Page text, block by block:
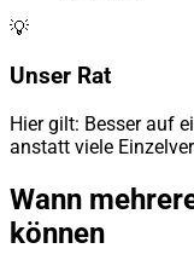
💡
Unser Rat
Hier gilt: Besser auf
anstatt viele
Wann
können